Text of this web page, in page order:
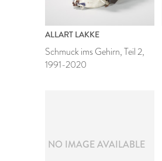
ALLART LAKKE
Schmuck ims Gehirn, Teil 2,
1991-2020
NO IMAGE AVAILABLE